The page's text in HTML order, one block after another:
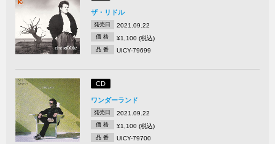
ザ・リドル
発売日 2021.09.22
価 格 ¥1,100 (税込)
品 番 UICY-79699
CD
ワンダーランド
発売日 2021.09.22
価 格 ¥1,100 (税込)
品 番 UICY-79700